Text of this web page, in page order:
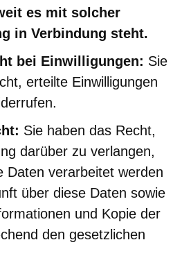
es mit solcher
in Verbindung steht.
bei Einwilligungen: Sie
erteilte Einwilligungen
Sie haben das Recht,
darüber zu verlangen,
Daten verarbeitet werden
über diese Daten sowie
und Kopie der
den gesetzlichen